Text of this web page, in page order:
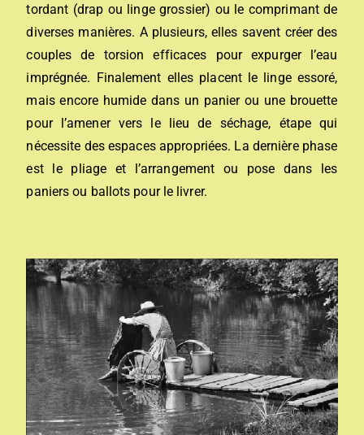
tordant (drap ou linge grossier) ou le comprimant de
diverses manières. A plusieurs, elles savent créer des
couples de torsion efficaces pour expurger l’eau
imprégnée. Finalement elles placent le linge essoré,
mais encore humide dans un panier ou une brouette
pour l’amener vers le lieu de séchage, étapequi
nécessite des espaces appropriées. La dernièrephase
est le pliage et l’arrangement ou pose dans les
paniers ou ballots pour le livrer.